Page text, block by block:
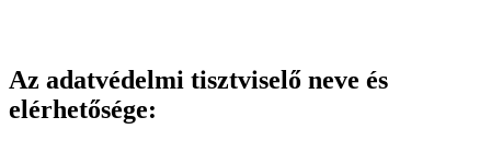
Az adatvédelmi tisztviselő neve és
elérhetősége: